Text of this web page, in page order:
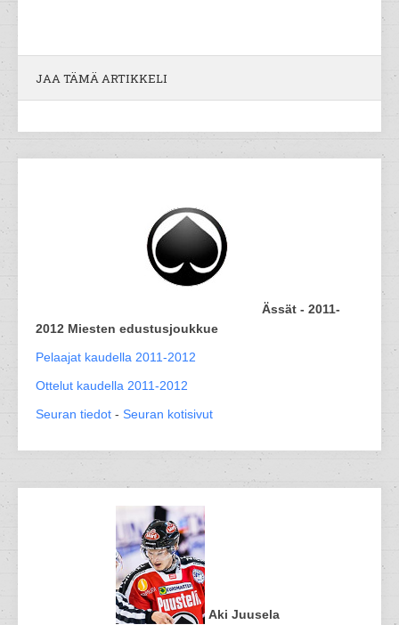
JAA TÄMÄ ARTIKKELI
Ässät - 2011-
2012 Miesten edustusjoukkue
Pelaajat kaudella 2011-2012
Ottelut kaudella 2011-2012
Seuran tiedot - Seuran kotisivut
Aki Juusela